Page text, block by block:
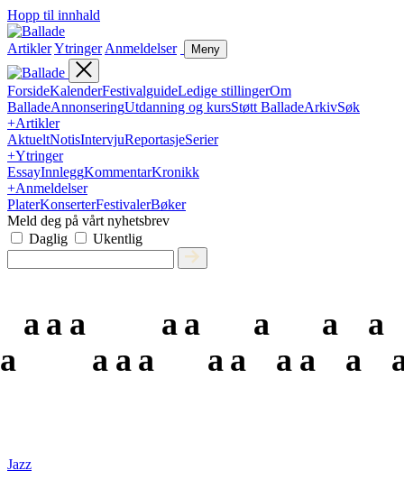
Hopp til innhald
ArtiklerYtringer Anmeldelser Meny
ForsideKalenderFestivalguideLedige stillingerOm
BalladeAnnonseringUtdanning og kursStøtt BalladeArkivSøk
+Artikler
AktueltNotisIntervjuReportasjeSerier
+Ytringer
EssayInnleggKommentarKronikk
+Anmeldelser
PlaterKonserterFestivalerBøker
Meld deg på vårt nyhetsbrev
Daglig
Ukentlig
a
a a a
a
Jazz